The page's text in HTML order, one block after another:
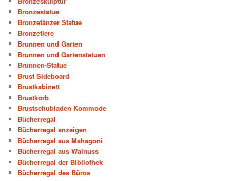
Bronzestatue
Bronzetänzer Statue
Bronzetiere
Brunnen und Garten
Brunnen und Gartenstatuen
Brunnen-Statue
Brust Sideboard
Brustkabinett
Brustkorb
Brustschubladen Kommode
Bücherregal
Bücherregal anzeigen
Bücherregal aus Mahagoni
Bücherregal aus Walnuss
Bücherregal der Bibliothek
Bücherregal des Büros